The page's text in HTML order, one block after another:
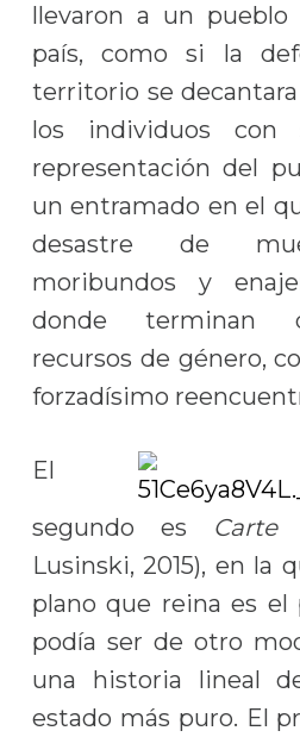
llevaron a un
país, como si la
territorio se
los individuos con
representación del
un entramado en el
desastre de
moribundos y
donde terminan
recursos de género,
forzadísimo
El
segundo es
Carte
Lusinski, 2015), en la
plano que reina es el
podía ser de otro
una historia lineal
estado más puro. El